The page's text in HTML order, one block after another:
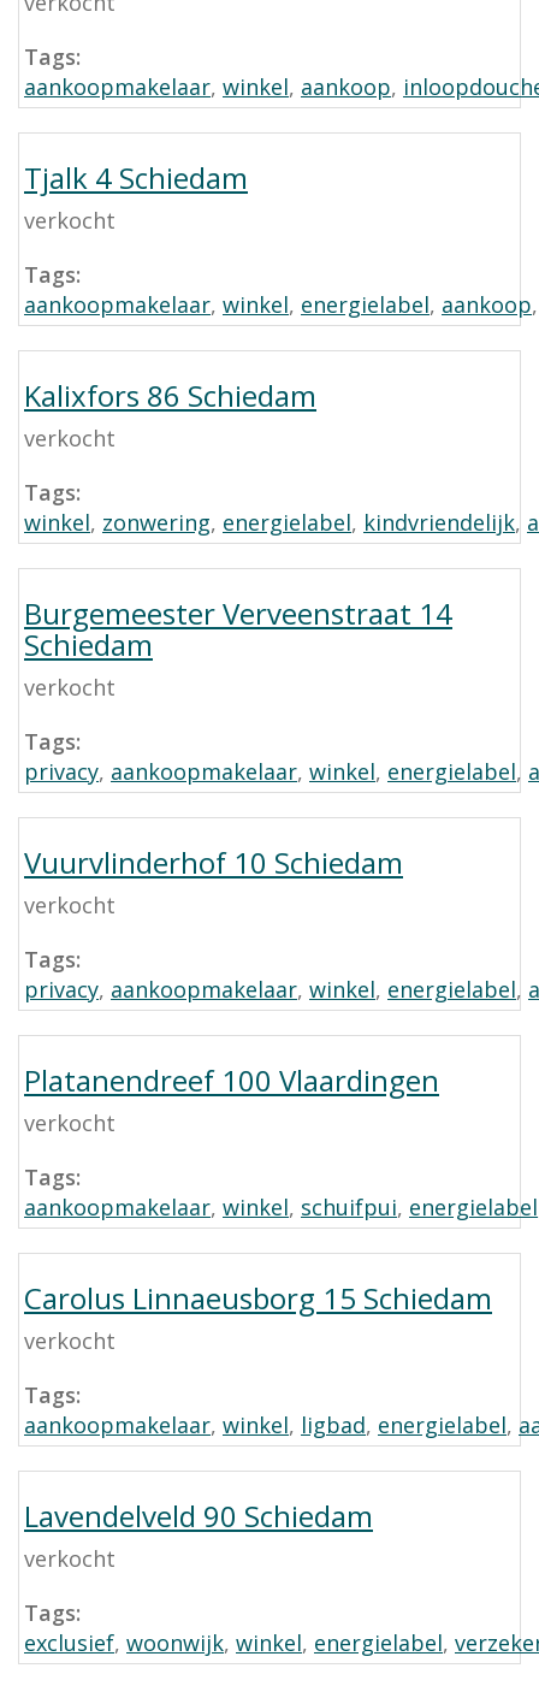
Tags:
aankoopmakelaar, winkel, aankoop,
Tjalk 4 Schiedam
verkocht
Tags:
aankoopmakelaar, winkel, energielabel, aankoop
Kalixfors 86 Schiedam
verkocht
Tags:
winkel, zonwering, energielabel, kindvriendelijk,
Burgemeester Verveenstraat 14
Schiedam
verkocht
Tags:
privacy, aankoopmakelaar, winkel, energielabel,
Vuurvlinderhof 10 Schiedam
verkocht
Tags:
privacy, aankoopmakelaar, winkel, energielabel,
Platanendreef 100 Vlaardingen
verkocht
Tags:
aankoopmakelaar, winkel, schuifpui, energielabel
Carolus Linnaeusborg 15 Schiedam
verkocht
Tags:
aankoopmakelaar, winkel, ligbad, energielabel,
Lavendelveld 90 Schiedam
verkocht
Tags:
exclusief, woonwijk, winkel, energielabel,